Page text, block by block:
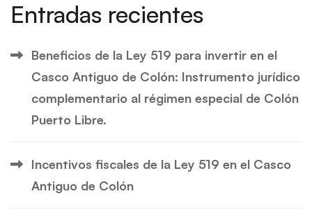
Entradas recientes
Beneficios de la Ley 519 para invertir en el
Casco Antiguo de Colón: Instrumento jurídico
complementario al régimen especial de Colón
Puerto Libre.
Incentivos fiscales de la Ley 519 en el Casco
Antiguo de Colón